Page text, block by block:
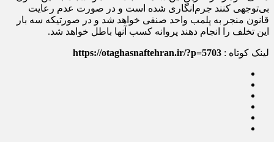
بی‌توجهی کنند جرم‌انگاری شده است و در صورت عدم رعایت
قانون منجر به پلمب واحد صنفی خواهد شد و در صورتیکه سه بار
این تخلف را انجام دهند پروانه کسب آنها باطل خواهد شد.
لینک کوتاه : https://otaghasnaftehran.ir/?p=5703